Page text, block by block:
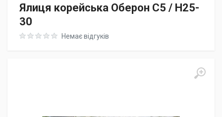
Ялиця корейська Оберон C5 / H25-
30
Rating: 0 out of 5Немає відгуків